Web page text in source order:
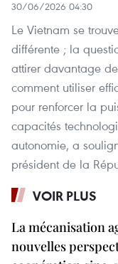
30/06/2026 04:30
Le Vietnam se
différente ; la
attirer davantage
comment utiliser
pour renforcer la
capacités
autonomie, a
président de la
VOIR PLUS
La mécanisation
nouvelles